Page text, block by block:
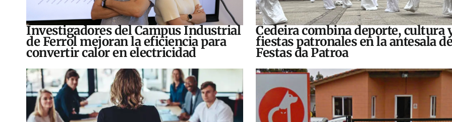
Investigadores del Campus Industrial
de Ferrol mejoran la eficiencia para
convertir calor en electricidad
Cedeira combina deporte, cultura
fiestas patronales en la antesala
Festas da Patroa